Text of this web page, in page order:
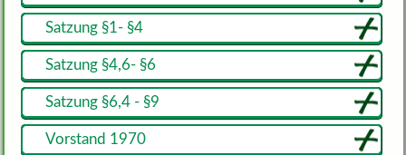
Satzung §1- §4
Satzung §4,6- §6
Satzung §6,4 - §9
Vorstand 1970